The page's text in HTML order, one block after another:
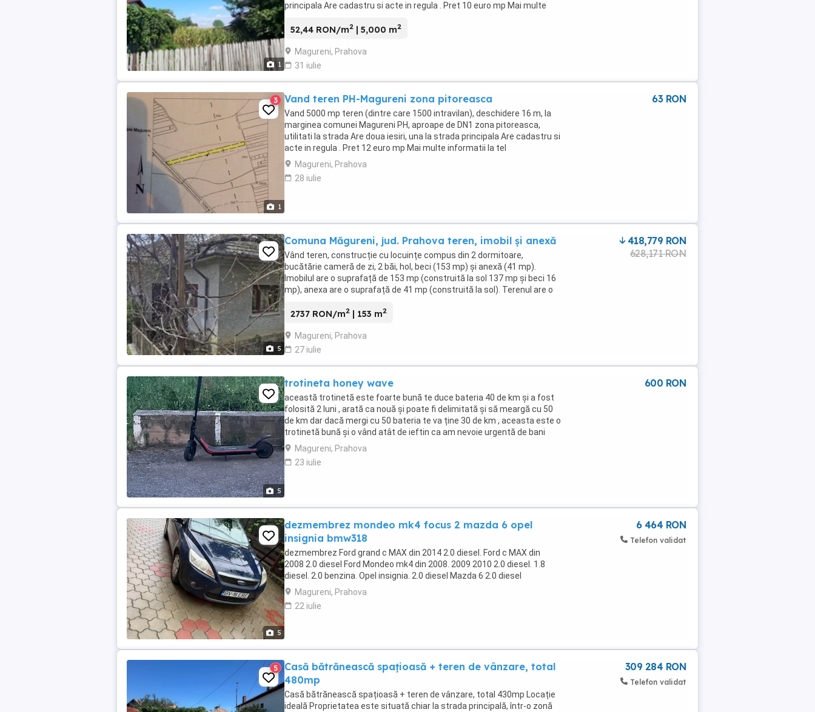
1
principala Are cadastru si acte in regula . Pret 10 euro mp Mai multe
52,44 RON/m2 | 5,000 m2
Magureni, Prahova
31 iulie
1
3 Vand teren PH-Magureni zona pitoreasca
Vand 5000 mp teren (dintre care 1500 intravilan), deschidere 16 m, la
marginea comunei Magureni PH, aproape de DN1 zona pitoreasca,
utilitati la strada Are doua iesiri, una la strada principala Are cadastru si
acte in regula . Pret 12 euro mp Mai multe informatii la tel
Magureni, Prahova
28 iulie
63 RON
5
Comuna Măgureni, jud. Prahova teren, imobil și anexă
Vând teren, construcție cu locuințe compus din 2 dormitoare,
bucătărie cameră de zi, 2 băi, hol, beci (153 mp) și anexă (41 mp).
Imobilul are o suprafață de 153 mp (construită la sol 137 mp și beci 16
mp), anexa are o suprafață de 41 mp (construită la sol). Terenul are o
2737 RON/m2 | 153 m2
Magureni, Prahova
27 iulie
418,779 RON
628,171 RON
5
trotineta honey wave
această trotinetă este foarte bună te duce bateria 40 de km și a fost
folosită 2 luni , arată ca nouă și poate fi delimitată și să meargă cu 50
de km dar dacă mergi cu 50 bateria te va ține 30 de km , aceasta este o
trotinetă bună și o vând atât de ieftin ca am nevoie urgentă de bani
Magureni, Prahova
23 iulie
600 RON
5
dezmembrez mondeo mk4 focus 2 mazda 6 opel
insignia bmw318
dezmembrez Ford grand c MAX din 2014 2.0 diesel. Ford c MAX din
2008 2.0 diesel Ford Mondeo mk4 din 2008. 2009 2010 2.0 diesel. 1.8
diesel. 2.0 benzina. Opel insignia. 2.0 diesel Mazda 6 2.0 diesel
Magureni, Prahova
22 iulie
6 464 RON
Telefon validat
5
Casă bătrănească spațioasă + teren de vânzare, total
480mp
Casă bătrănească spațioasă + teren de vânzare, total 430mp Locație
ideală Proprietatea este situată chiar la strada principală, într-o zonă
309 284 RON
Telefon validat